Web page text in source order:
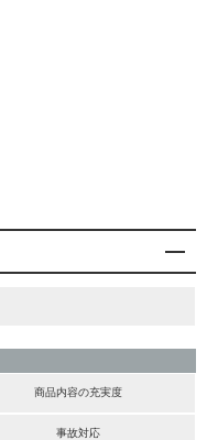
商品内容の充実度
事故対応